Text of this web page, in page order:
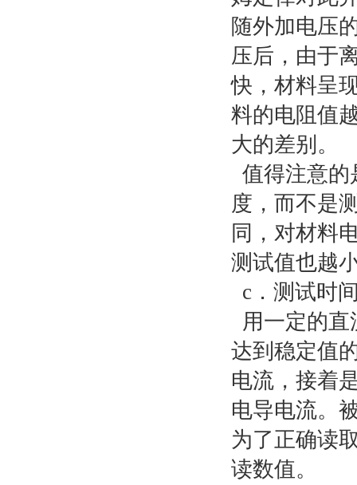
随外加电压
压后，由于
快，材料呈
料的电阻值
大的差别。
值得注意的
度，而不是
同，对材料
测试值也越
c．测试时
用一定的
达到稳定值
电流，接着
电导电流。
为了正确读
读数值。